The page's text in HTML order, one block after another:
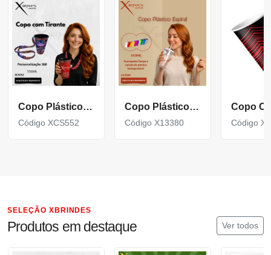
Copo Plástico de 550 ML com Tirante Personalizado XCS552
Código XCS552
Copo Plástico Espiral 550 ML acompanha Tampa e Canudo X13380
Código X13380 Código
SELEÇÃO XBRINDES
Produtos em destaque Ver todos